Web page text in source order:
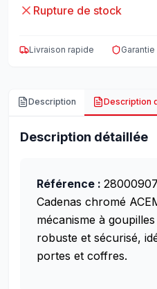
Rupture de stock
Livraison rapide
Description Description
Description détaillée
Référence :
Cadenas chromé
mécanisme à
robuste et sécurisé,
portes et coffres.